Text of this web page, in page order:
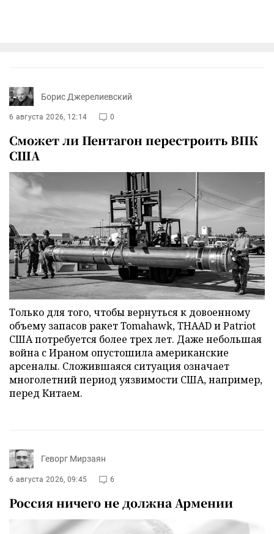
Борис Джерелиевский
6 августа 2026, 12:14 0
Сможет ли Пентагон перестроить ВПК
США
Только для того, чтобы вернуться к довоенному
объему запасов ракет Tomahawk, THAAD и Patriot
США потребуется более трех лет. Даже небольшая
война с Ираном опустошила американские
арсеналы. Сложившаяся ситуация означает
многолетний период уязвимости США, например,
перед Китаем.
Геворг Мирзаян
6 августа 2026, 09:45 6
Россия ничего не должна Армении